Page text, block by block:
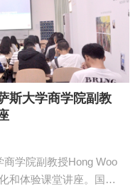
事项，进一步强调了
斯大学商学院副教
学院副教授Hong Woo
和体验课堂讲座。国际